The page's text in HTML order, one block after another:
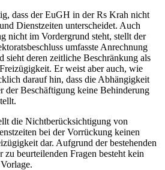
dass der EuGH in der Rs Krah nicht
Dienstzeiten unterscheidet. Auch
nicht im Vordergrund steht, stellt der
umfasste Anrechnung
sieht deren zeitliche Beschränkung als
Er weist aber auch, wie
darauf hin, dass die Abhängigkeit
der Beschäftigung keine Behinderung
die Nichtberücksichtigung von
bei der Vorrückung keinen
dar. Aufgrund der bestehenden
beurteilenden Fragen besteht kein